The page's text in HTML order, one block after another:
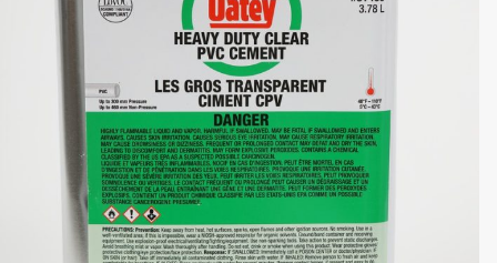
NOUS JOINDRE
INFO@ADP.QUEBEC
MON COMPTE
FACEBOOK